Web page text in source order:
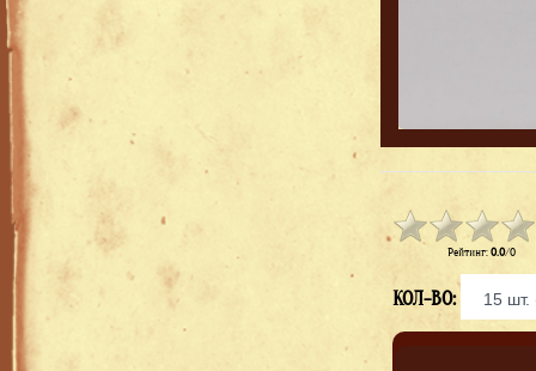
Рейтинг:0.0/0
КОЛ-ВО: